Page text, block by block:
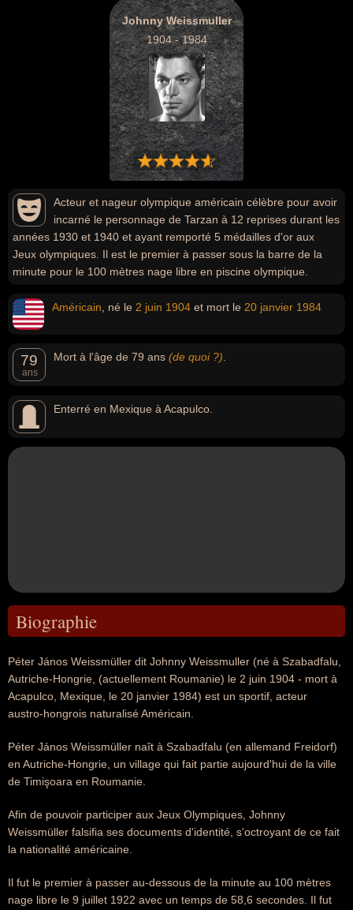
Johnny Weissmuller
1904 - 1984
Acteur et nageur olympique américain célèbre pour avoir
incarné le personnage de Tarzan à 12 reprises durant les
années 1930 et 1940 et ayant remporté 5 médailles d'or aux
Jeux olympiques. Il est le premier à passer sous la barre de la
minute pour le 100 mètres nage libre en piscine olympique.
Américain , né le 2 juin 1904 et mort le 20 janvier 1984
79
ans
Mort à l'âge de 79 ans (de quoi ?)
Enterré en Mexique à Acapulco.
Biographie
Péter János Weissmüller dit Johnny Weissmuller (né à Szabadfalu,
Autriche-Hongrie, (actuellement Roumanie) le 2 juin 1904 - mort à
Acapulco, Mexique, le 20 janvier 1984) est un sportif, acteur
austro-hongrois naturalisé Américain.
Péter János Weissmüller naît à Szabadfalu (en allemand Freidorf)
en Autriche-Hongrie, un village qui fait partie aujourd'hui de la ville
de Timişoara en Roumanie.
Afin de pouvoir participer aux Jeux Olympiques, Johnny
Weissmüller falsifia ses documents d'identité, s'octroyant de ce fait
la nationalité américaine.
Il fut le premier à passer au-dessous de la minute au 100 mètres
nage libre le 9 juillet 1922 avec un temps de 58,6 secondes. Il fut